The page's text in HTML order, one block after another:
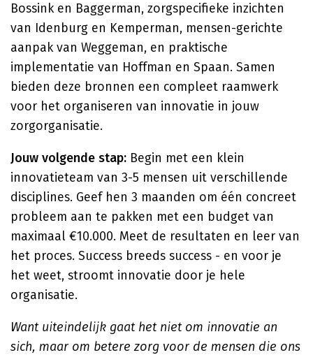
Bossink en Baggerman, zorgspecifieke inzichten
van Idenburg en Kemperman, mensen-gerichte
aanpak van Weggeman, en praktische
implementatie van Hoffman en Spaan. Samen
bieden deze bronnen een compleet raamwerk
voor het organiseren van innovatie in jouw
zorgorganisatie.
Jouw volgende stap: Begin met een klein
innovatieteam van 3-5 mensen uit verschillende
disciplines. Geef hen 3 maanden om één concreet
probleem aan te pakken met een budget van
maximaal €10.000. Meet de resultaten en leer van
het proces. Success breeds success - en voor je
het weet, stroomt innovatie door je hele
organisatie.
Want uiteindelijk gaat het niet om innovatie an
sich, maar om betere zorg voor de mensen die ons